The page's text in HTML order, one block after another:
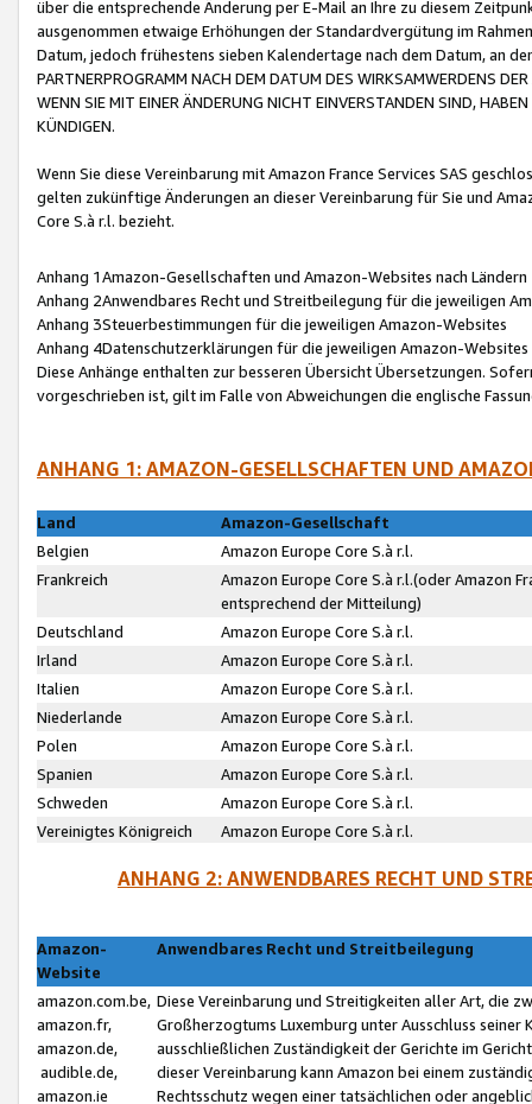
über die entsprechende Änderung per E-Mail an Ihre zu diesem
ausgenommen etwaige Erhöhungen der Standardvergütung im
Datum, jedoch frühestens sieben Kalendertage nach dem Datum, an
PARTNERPROGRAMM NACH DEM DATUM DES WIRKSAMWERDENS
WENN SIE MIT EINER ÄNDERUNG NICHT EINVERSTANDEN SIND,
KÜNDIGEN.
Wenn Sie diese Vereinbarung mit Amazon France Services SAS
gelten zukünftige Änderungen an dieser Vereinbarung für Sie und
Core S.à r.l. bezieht.
Anhang 1Amazon-Gesellschaften und Amazon-Websites nach Ländern
Anhang 2Anwendbares Recht und Streitbeilegung für die jeweiligen
Anhang 3Steuerbestimmungen für die jeweiligen Amazon-Websites
Anhang 4Datenschutzerklärungen für die jeweiligen Amazon-Websites
Diese Anhänge enthalten zur besseren Übersicht Übersetzungen.
vorgeschrieben ist, gilt im Falle von Abweichungen die englische
ANHANG 1: AMAZON-GESELLSCHAFTEN UND
Land
Amazon-Gesellschaft
Belgien
Amazon Europe Core S.à r.l.
Frankreich
Amazon Europe Core S.à r.l.(oder Amazon
entsprechend der Mitteilung)
Deutschland
Amazon Europe Core S.à r.l.
Irland
Amazon Europe Core S.à r.l.
Italien
Amazon Europe Core S.à r.l.
Niederlande
Amazon Europe Core S.à r.l.
Polen
Amazon Europe Core S.à r.l.
Spanien
Amazon Europe Core S.à r.l.
Schweden
Amazon Europe Core S.à r.l.
Vereinigtes Königreich
Amazon Europe Core S.à r.l.
ANHANG 2: ANWENDBARES RECHT UND
Amazon-
Website
Anwendbares Recht und Streitbeilegung
amazon.com.be,
amazon.fr,
amazon.de,
audible.de,
amazon.ie
Diese Vereinbarung und Streitigkeiten aller Art, die
Großherzogtums Luxemburg unter Ausschluss
ausschließlichen Zuständigkeit der Gerichte im
dieser Vereinbarung kann Amazon bei einem
Rechtsschutz wegen einer tatsächlichen oder